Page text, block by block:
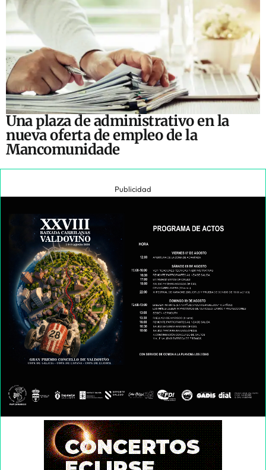
Una plaza de administrativo en la
nueva oferta de empleo de la
Mancomunidade
Publicidad